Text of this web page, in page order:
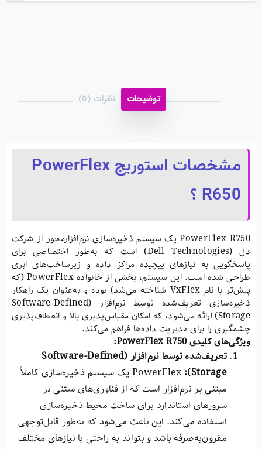
توضیحات نظرات (0)
مشخصات استوریج PowerFlex
R650 ؟
PowerFlex R750 یک سیستم ذخیره‌سازی نرم‌افزارمحور از شرکت
دل (Dell Technologies) است که به‌طور اختصاصی برای
پاسخگویی به نیازهای پیچیده مراکز داده و زیرساخت‌های ابری
طراحی شده است. این سیستم، بخشی از خانواده PowerFlex (که
پیش‌تر با نام VxFlex شناخته می‌شد) بوده و به‌عنوان یک راهکار
ذخیره‌سازی تعریف‌شده توسط نرم‌افزار (Software-Defined
Storage) ارائه می‌شود، که امکان مقیاس‌پذیری بالا و انعطاف‌پذیری
چشمگیری را برای مدیریت داده‌ها فراهم می‌کند.
ویژگی‌های کلیدیPowerFlex R750:
تعریف‌شده توسط نرم‌افزار (Software-Defined
Storage):
PowerFlex یک سیستم ذخیره‌سازی کاملاً
مبتنی بر نرم‌افزار است که از فناوری‌های مبتنی بر
سرورهای استاندارد برای ساخت محیط ذخیره‌سازی
استفاده می‌کند. این باعث می‌شود که به‌طور قابل‌توجهی
مقرون‌به‌صرفه باشد و بتواند به راحتی با نیازهای مختلف